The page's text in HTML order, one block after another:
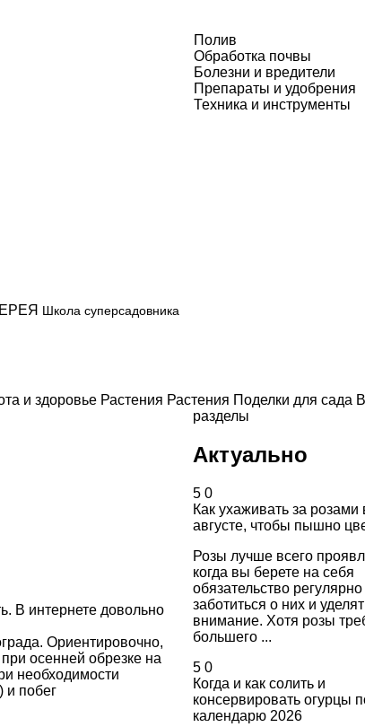
Полив
Обработка почвы
Болезни и вредители
Препараты и удобрения
Техника и инструменты
Школа суперсадовника
и здоровье Растения Растения Поделки для сада
В интернете довольно
Ориентировочно,
осенней обрезке на
необходимости
и побег
разделы
Актуально
5 0
Как ухаживать за
августе, чтобы пышно
Розы лучше всего
когда вы берете на себя
обязательство регулярно
заботиться о них и
внимание. Хотя розы
большего ...
5 0
Когда и как солить и
консервировать огурцы
календарю 2026